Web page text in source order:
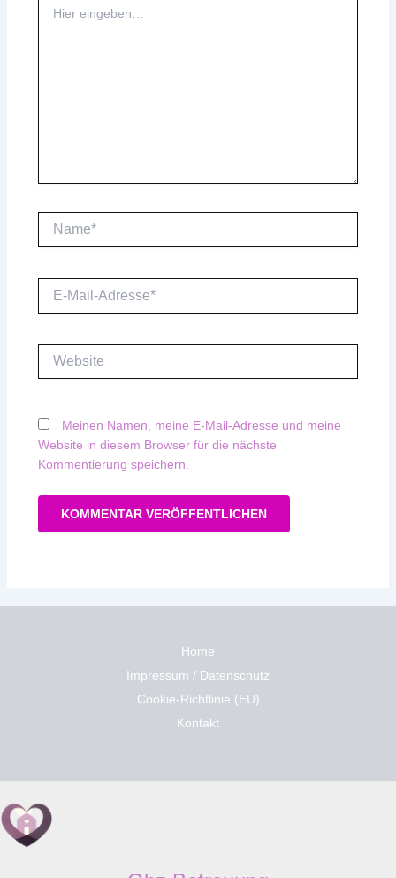
eingeben…
Name*
Mail-
Website
Meinen Namen, meine E-Mail-Adresse und meine
Website in diesem Browser für die nächste
Kommentierung speichern.
Home
Impressum / Datenschutz
Cookie-Richtlinie (EU)
Kontakt